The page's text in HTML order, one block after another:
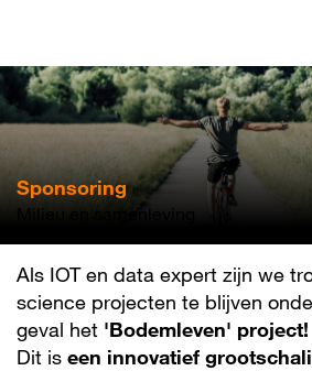
de
inhoud
gaan
Sponsoring
Milieu en samenleving
Als IOT en data expert zijn we
science projecten te blijven
geval het 'Bodemleven' project!
Dit is een innovatief